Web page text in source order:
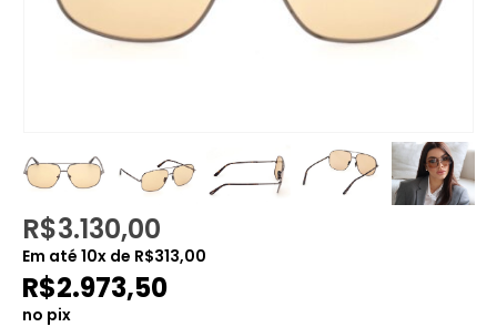
R$3.130,00
Em até 10x de R$313,00
R$2.973,50
no pix